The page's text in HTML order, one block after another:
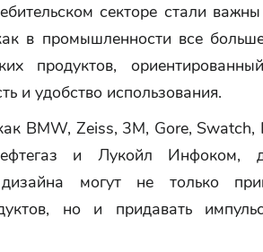
секторе стали
в промышленности все
продуктов,
и удобство использования.
BMW, Zeiss, 3M, Gore, Swatch,
и Лукойл Инфоком,
могут не только
но и придавать